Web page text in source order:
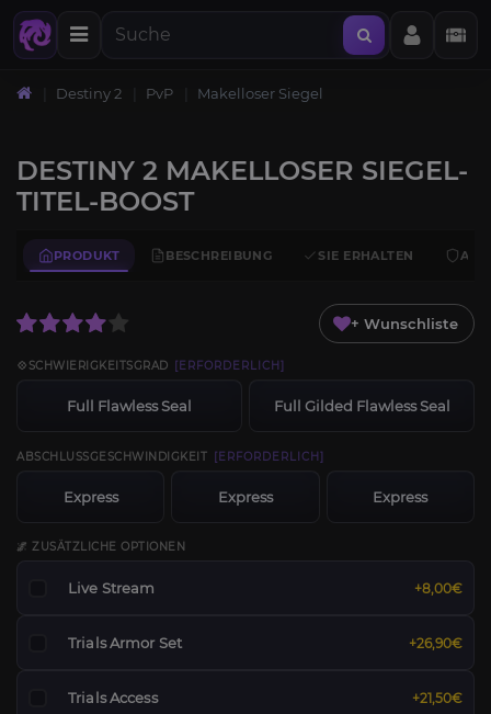
Destiny 2 PvP Makelloser Siegel
DESTINY 2 MAKELLOSER SIEGEL-
TITEL-BOOST
PRODUKT BESCHREIBUNG SIE ERHALTEN
+ Wunschliste
💠SCHWIERIGKEITSGRAD [ERFORDERLICH]
Full Flawless Seal Full Gilded Flawless Seal
ABSCHLUSSGESCHWINDIGKEIT [ERFORDERLICH]
Express Express Express
🌌 ZUSÄTZLICHE OPTIONEN
Live Stream +8,00€
Trials Armor Set +26,90€
Trials Access +21,50€